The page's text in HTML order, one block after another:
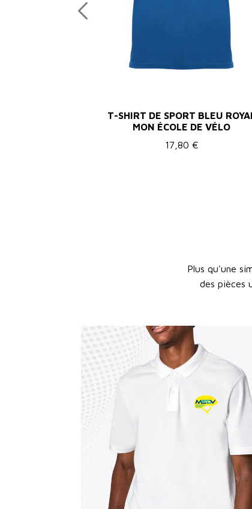
T-SHIRT DE SPORT BLEU
MON ÉCOLE DE VÉLO
17,80 €
Plus qu'une
des pièces